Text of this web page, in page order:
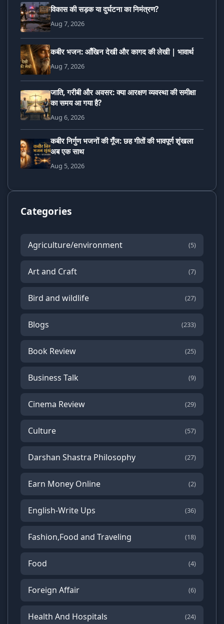
विकास की सड़क या दुर्घटना का निमंत्रण?
Aug 7, 2026
कबीर भजन: आँखिन देखी और कागद की लेखी | भावार्थ
Aug 7, 2026
जाति, गरीबी और अवसर: क्या आरक्षण व्यवस्था की समीक्षा
का समय आ गया है?
Aug 6, 2026
कबीर निर्गुण भजनों की गूँज: छह गीतों की भावपूर्ण शृंखला
अब एक साथ
Aug 5, 2026
Categories
Agriculture/environment (5)
Art and Craft (7)
Bird and wildlife (27)
Blogs (233)
Book Review (25)
Business Talk (9)
Cinema Review (29)
Culture (57)
Darshan Shastra Philosophy (27)
Earn Money Online (2)
English-Write Ups (36)
Fashion,Food and Traveling (18)
Food (4)
Foreign Affair (6)
Health And Hospitals (24)